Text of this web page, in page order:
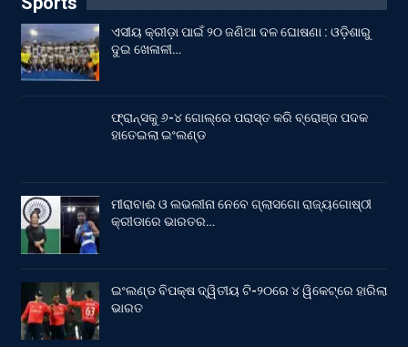
ଏସୀୟ କ୍ରୀଡ଼ା ପାଇଁ ୨୦ ଜଣିଆ ଦଳ ଘୋଷଣା : ଓଡ଼ିଶାରୁ
ଦୁଇ ଖେଳାଳୀ…
ଫ୍ରାନ୍ସକୁ ୬-୪ ଗୋଲ୍‌ରେ ପରାସ୍ତ କରି ବ୍ରୋଞ୍ଜ ପଦକ
ହାତେଇଲା ଇଂଲଣ୍ଡ
ମୀରାବାଈ ଓ ଲଭଲୀନା ନେବେ ଗ୍ଲାସଗୋ ରାଜ୍ୟଗୋଷ୍ଠୀ
କ୍ରୀଡାରେ ଭାରତର…
ଇଂଲଣ୍ଡ ବିପକ୍ଷ ଦ୍ୱିତୀୟ ଟି-୨୦ରେ ୪ ୱିକେଟ୍‌ରେ ହାରିଲା
ଭାରତ